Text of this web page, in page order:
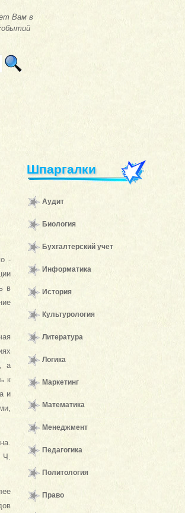
Вам в
-
в
а
к
и
Ч.
Шпаргалки
Аудит
Биология
Бухгалтерский учет
Информатика
История
Культурология
Литература
Логика
Маркетинг
Математика
Менеджмент
Педагогика
Политология
Право